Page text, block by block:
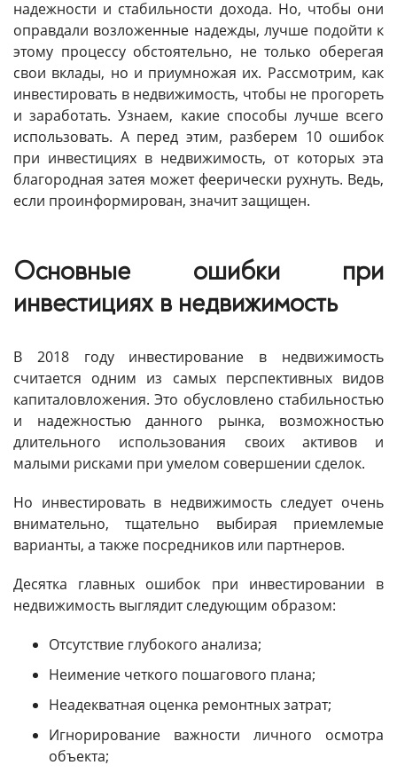
надежности и стабильности дохода. Но, чтобы они
оправдали возложенные надежды, лучше подойти к
этому процессу обстоятельно, не только оберегая
свои вклады, но и приумножая их. Рассмотрим, как
инвестировать в недвижимость, чтобы не прогореть
и заработать. Узнаем, какие способы лучше всего
использовать. А перед этим, разберем 10 ошибок
при инвестициях в недвижимость, от которых эта
благородная затея может феерически рухнуть. Ведь,
если проинформирован, значит защищен.
Основные ошибки при
инвестициях в недвижимость
В 2018 году инвестирование в недвижимость
считается одним из самых перспективных видов
капиталовложения. Это обусловлено стабильностью
и надежностью данного рынка, возможностью
длительного использования своих активов и
малыми рисками при умелом совершении сделок.
Но инвестировать в недвижимость следует очень
внимательно, тщательно выбирая приемлемые
варианты, а также посредников или партнеров.
Десятка главных ошибок при инвестировании в
недвижимость выглядит следующим образом:
Отсутствие глубокого анализа;
Неимение четкого пошагового плана;
Неадекватная оценка ремонтных затрат;
Игнорирование важности личного осмотра
объекта;